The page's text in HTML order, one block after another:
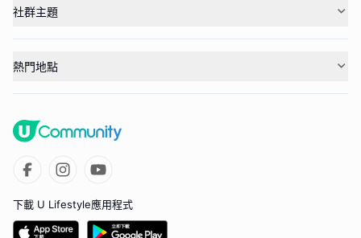
社群主題
熱門地點
下載 U Lifestyle應用程式